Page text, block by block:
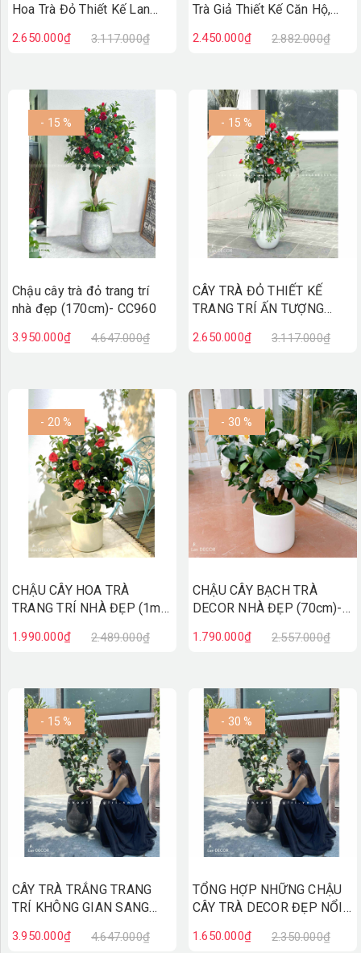
Hoa Trà Đỏ Thiết Kế Lan
Sang Trọng (90cm)-
2.650.000₫ 3.117.000₫
Trà Giả Thiết Kế Căn Hộ,
Ấm Cúng (80cm)- CC1233
2.450.000₫ 2.882.000₫
- 15 %
Chậu cây trà đỏ trang trí
nhà đẹp (170cm)- CC960
3.950.000₫ 4.647.000₫
- 15 %
CÂY TRÀ ĐỎ THIẾT KẾ
TRANG TRÍ ẤN TƯỢNG
2.650.000₫ 3.117.000₫
- 20 %
CHẬU CÂY HOA TRÀ
TRANG TRÍ NHÀ ĐẸP (1m)-
1.990.000₫ 2.489.000₫
- 30 %
CHẬU CÂY BẠCH TRÀ
DECOR NHÀ ĐẸP (70cm)-
1.790.000₫ 2.557.000₫
- 15 %
CÂY TRÀ TRẮNG TRANG
TRÍ KHÔNG GIAN SANG
3.950.000₫ 4.647.000₫
- 30 %
TỔNG HỢP NHỮNG CHẬU
CÂY TRÀ DECOR ĐẸP NỔI
1.650.000₫ 2.350.000₫